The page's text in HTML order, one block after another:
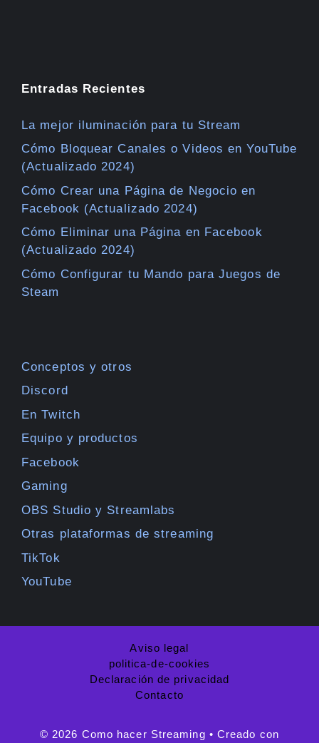
Entradas Recientes
La mejor iluminación para tu Stream
Cómo Bloquear Canales o Videos en YouTube
(Actualizado 2024)
Cómo Crear una Página de Negocio en
Facebook (Actualizado 2024)
Cómo Eliminar una Página en Facebook
(Actualizado 2024)
Cómo Configurar tu Mando para Juegos de
Steam
Conceptos y otros
Discord
En Twitch
Equipo y productos
Facebook
Gaming
OBS Studio y Streamlabs
Otras plataformas de streaming
TikTok
YouTube
Aviso legal
politica-de-cookies
Declaración de privacidad
Contacto
© 2026 Como hacer Streaming • Creado con